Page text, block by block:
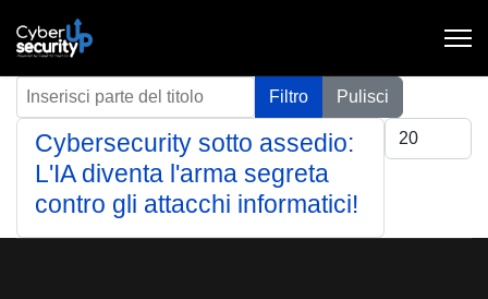
Inserisci parte del titolo Filtro
Pulisci
Visualizza #
Cybersecurity sotto assedio:
L'IA diventa l'arma segreta
contro gli attacchi informatici!